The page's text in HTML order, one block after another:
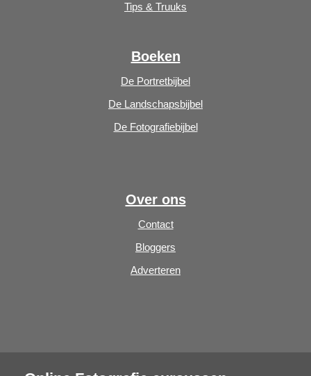
Tips & Truuks
Boeken
De Portretbijbel
De Landschapsbijbel
De Fotografiebijbel
Over ons
Contact
Bloggers
Adverteren